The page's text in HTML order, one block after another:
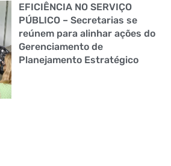
EFICIÊNCIA NO SERVIÇO
PÚBLICO – Secretarias se
reúnem para alinhar ações do
Gerenciamento de
Planejamento Estratégico